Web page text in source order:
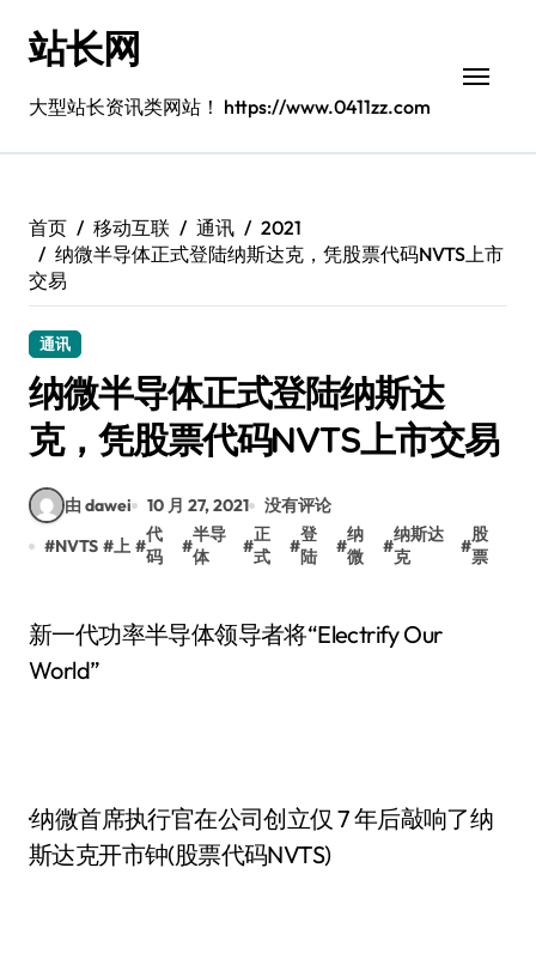
站长网
大型站长资讯类网站！ https://www.0411zz.com
首页 移动互联 通讯
2021
纳微半导体正式登陆纳斯达克，凭股票代码NVTS上市
交易
通讯
纳微半导体正式登陆纳斯达
克，凭股票代码NVTS上市交易
由 dawei 10 月 27, 2021
没有评论
#NVTS #上 #
代
码
#
半导
体
#
正
式
#
登
陆
#
纳
微
#
纳斯达
克
#
股
票
新一代功率半导体领导者将“Electrify Our
World”
·纳微首席执行官在公司创立仅 7 年后敲响了纳
斯达克开市钟(股票代码NVTS)